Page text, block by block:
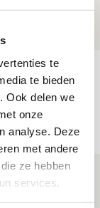
te
te bieden
Ook delen we
onze
analyse. Deze
met andere
ze hebben
services.
begin
Dat